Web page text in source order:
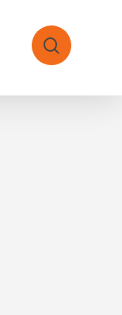
search